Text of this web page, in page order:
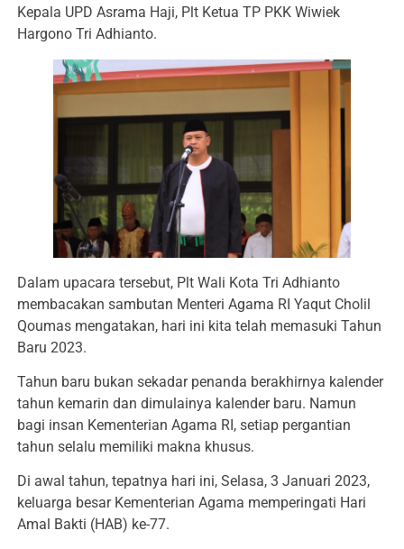
Kepala UPD Asrama Haji, Plt Ketua TP PKK Wiwiek
Hargono Tri Adhianto.
Dalam upacara tersebut, Plt Wali Kota Tri Adhianto
membacakan sambutan Menteri Agama RI Yaqut Cholil
Qoumas mengatakan, hari ini kita telah memasuki Tahun
Baru 2023.
Tahun baru bukan sekadar penanda berakhirnya kalender
tahun kemarin dan dimulainya kalender baru. Namun
bagi insan Kementerian Agama RI, setiap pergantian
tahun selalu memiliki makna khusus.
Di awal tahun, tepatnya hari ini, Selasa, 3 Januari 2023,
keluarga besar Kementerian Agama memperingati Hari
Amal Bakti (HAB) ke-77.